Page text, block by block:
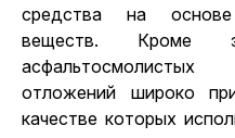
средства на основе
веществ. Кроме
отложений широко
качестве которых